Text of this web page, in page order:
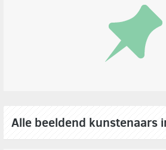
Alle beeldend kunstenaars